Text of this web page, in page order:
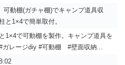
可動棚(ガチャ棚)でキャンプ道具収
と1×4で簡単取付。
1×4で可動棚を製作。キャンプ道具を
ガレージdiy #可動棚 #壁面収納...